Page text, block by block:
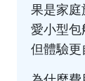
果是家
愛小型包
但體驗更